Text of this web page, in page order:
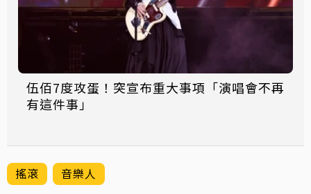
伍佰7度攻蛋！突宣布重大事項「演唱會不再
有這件事」
搖滾 音樂人